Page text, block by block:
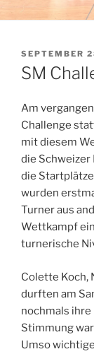
AM
SEPTEMBER
SM
Am
Challenge
mit diesem
die
die
wurden
Turner aus
Wettkampf
turnerische
Colette Koch,
durften am
nochmals
Stimmung
Umso